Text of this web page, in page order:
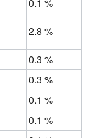
2.8 %
0.3 %
0.3 %
0.1 %
0.1 %